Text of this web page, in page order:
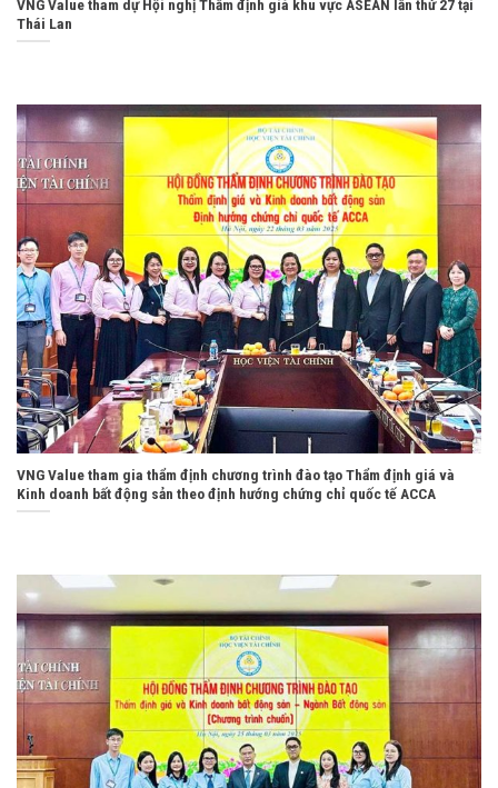
VNG Value tham dự Hội nghị Thẩm định giá khu vực ASEAN lần thứ 27 tại
Thái Lan
VNG Value tham gia thẩm định chương trình đào tạo Thẩm định giá và
Kinh doanh bất động sản theo định hướng chứng chỉ quốc tế ACCA